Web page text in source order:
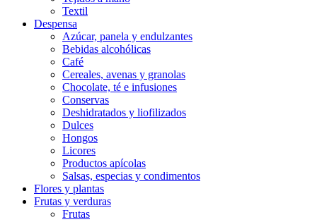
Textil
Despensa
Azúcar, panela y endulzantes
Bebidas alcohólicas
Café
Cereales, avenas y granolas
Chocolate, té e infusiones
Conservas
Deshidratados y liofilizados
Dulces
Hongos
Licores
Productos apícolas
Salsas, especias y condimentos
Flores y plantas
Frutas y verduras
Frutas